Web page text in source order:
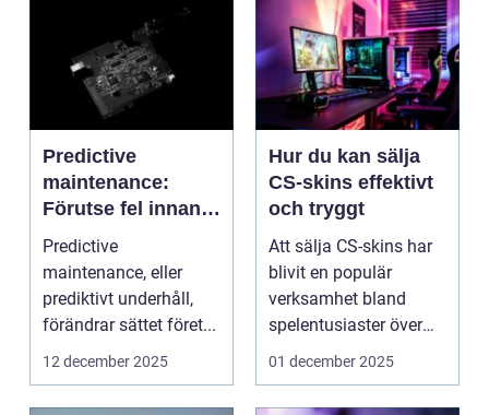
Predictive
maintenance:
Förutse fel innan
de uppstår med
hjälp av sensorer
Predictive
maintenance, eller
prediktivt underhåll,
förändrar sättet föret...
12 december 2025
Hur du kan sälja
CS-skins effektivt
och tryggt
Att sälja CS-skins har
blivit en populär
verksamhet bland
spelentusiaster över
hela v...
01 december 2025